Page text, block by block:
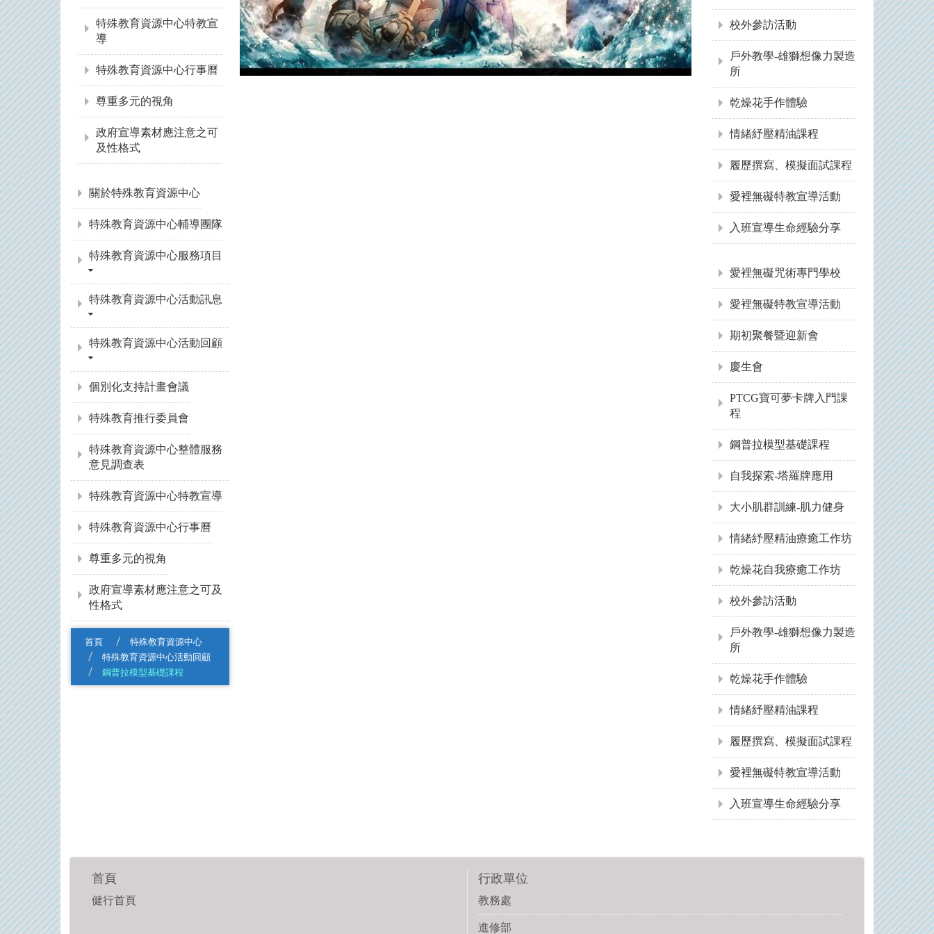
特殊教育資源中心特教宣
導
特殊教育資源中心行事曆
尊重多元的視角
政府宣導素材應注意之可
及性格式
關於特殊教育資源中心
特殊教育資源中心輔導團隊
特殊教育資源中心服務項目
特殊教育資源中心活動訊息
特殊教育資源中心活動回顧
個別化支持計畫會議
特殊教育推行委員會
特殊教育資源中心整體服務
意見調查表
特殊教育資源中心特教宣導
特殊教育資源中心行事曆
尊重多元的視角
政府宣導素材應注意之可及
性格式
首頁
特殊教育資源中心
特殊教育資源中心活動回顧
鋼普拉模型基礎課程
校外參訪活動
戶外教學-雄獅想像力製造
所
乾燥花手作體驗
情緒紓壓精油課程
履歷撰寫、模擬面試課程
愛裡無礙特教宣導活動
入班宣導生命經驗分享
愛裡無礙咒術專門學校
愛裡無礙特教宣導活動
期初聚餐暨迎新會
慶生會
PTCG寶可夢卡牌入門課
程
鋼普拉模型基礎課程
自我探索-塔羅牌應用
大小肌群訓練-肌力健身
情緒紓壓精油療癒工作坊
乾燥花自我療癒工作坊
校外參訪活動
戶外教學-雄獅想像力製造
所
乾燥花手作體驗
情緒紓壓精油課程
履歷撰寫、模擬面試課程
愛裡無礙特教宣導活動
入班宣導生命經驗分享
首頁
健行首頁
行政單位
教務處
進修部